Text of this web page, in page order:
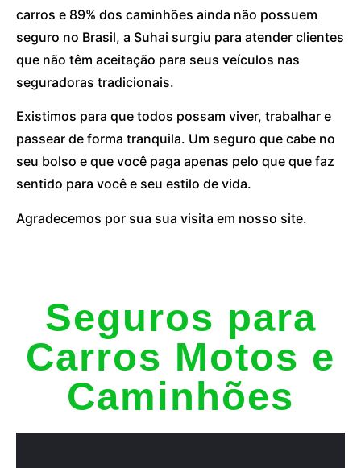
carros e 89% dos caminhões ainda não possuem
seguro no Brasil, a Suhai surgiu para atender clientes
que não têm aceitação para seus veículos nas
seguradoras tradicionais.
Existimos para que todos possam viver, trabalhar e
passear de forma tranquila. Um seguro que cabe no
seu bolso e que você paga apenas pelo que que faz
sentido para você e seu estilo de vida.
Agradecemos por sua sua visita em nosso site.
Seguros para
Carros Motos e
Caminhões